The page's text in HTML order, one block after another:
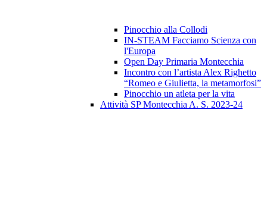
Pinocchio alla Collodi
IN-STEAM Facciamo Scienza con
l'Europa
Open Day Primaria Montecchia
Incontro con l’artista Alex Righetto
“Romeo e Giulietta, la metamorfosi”
Pinocchio un atleta per la vita
Attività SP Montecchia A. S. 2023-24